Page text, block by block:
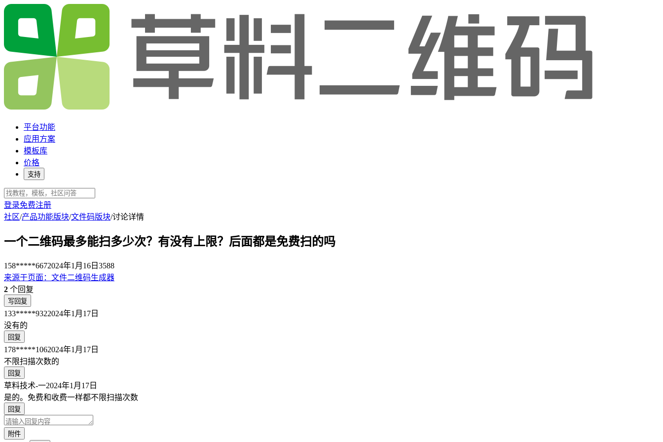
平台功能
应用方案
模板库
价格
支持
登录免费注册
社区/产品功能版块/文件码版块/讨论详情
一个二维码最多能扫多少次？有没有上限？后面都是免费扫的吗
158*****6672024年1月16日 3588
来源于页面 ： 文件二维码生成器
2 个回复
写回复
133*****9322024年1月17日
没有的
回复
178*****1062024年1月17日
不限扫描次数的
回复
草料技术-一2024年1月17日
是的。免费和收费一样都不限扫描次数
回复
附件